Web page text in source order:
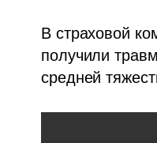
В страховой
получили
средней